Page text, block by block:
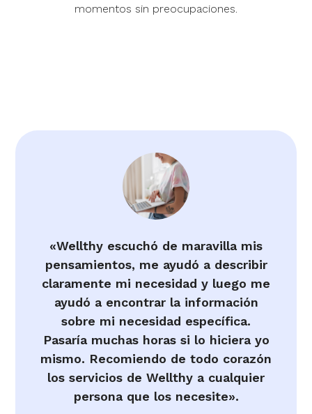
momentos sin preocupaciones.
«Wellthy escuchó de maravilla mis
pensamientos, me ayudó a describir
claramente mi necesidad y luego me
ayudó a encontrar la información
sobre mi necesidad específica.
Pasaría muchas horas si lo hiciera yo
mismo. Recomiendo de todo corazón
los servicios de Wellthy a cualquier
persona que los necesite».